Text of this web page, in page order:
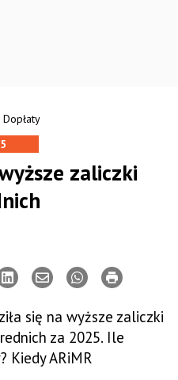
Dopłaty
zaliczki
się na wyższe zaliczki
za 2025. Ile
Kiedy ARiMR